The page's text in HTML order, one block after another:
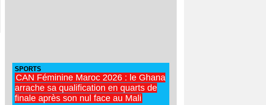
SPORTS
CAN Féminine Maroc 2026 : le Ghana
arrache sa qualification en quarts de
finale après son nul face au Mali